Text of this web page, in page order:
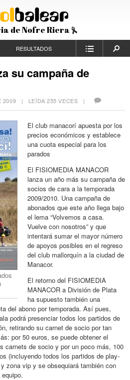
de Nofre Riera
RESULTADOS
su campaña de
2009 | LEÍDA 255 VECES |
El club manacorí apuesta por los
precios económicos y establece
una cuota especial para los
parados
El FISIOMEDIA MANACOR
lanza un año más su campaña de
socios de cara a la temporada
2009/2010. Una campaña de
abonados que este año llega bajo
el lema “Volvemos a casa.
Vuelve con nosotros” y que
intentará sumar el mayor número
de apoyos posibles en el regreso
del club mallorquín a la ciudad de
Manacor.
El retorno del FISIOMEDIA
MANACOR a División de Plata
ha supuesto también una
del abono por temporada. Así pues,
podrá presenciar todos los partidos de
retirando su carnet de socio por tan
por 50 euros, se puede obtener el
carnets de socio y por un poco más, 100
(incluyendo todos los partidos de play-
zona vip y se obsequiará también con